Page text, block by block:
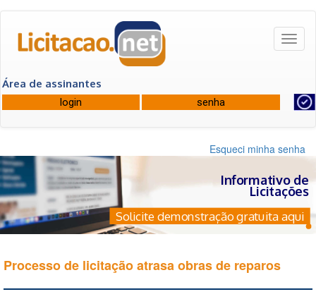
Área de assinantes
Esqueci minha senha
Informativo de
Licitações
Solicite demonstração gratuita aqui
Processo de licitação atrasa obras de reparos